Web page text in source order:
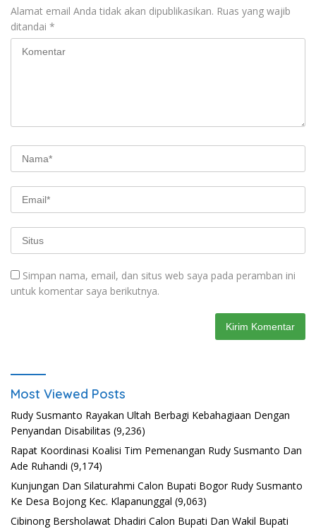
Alamat email Anda tidak akan dipublikasikan. Ruas yang wajib
ditandai *
Simpan nama, email, dan situs web saya pada peramban ini
untuk komentar saya berikutnya.
Most Viewed Posts
Rudy Susmanto Rayakan Ultah Berbagi Kebahagiaan Dengan
Penyandan Disabilitas (9,236)
Rapat Koordinasi Koalisi Tim Pemenangan Rudy Susmanto Dan
Ade Ruhandi (9,174)
Kunjungan Dan Silaturahmi Calon Bupati Bogor Rudy Susmanto
Ke Desa Bojong Kec. Klapanunggal (9,063)
Cibinong Bersholawat Dhadiri Calon Bupati Dan Wakil Bupati